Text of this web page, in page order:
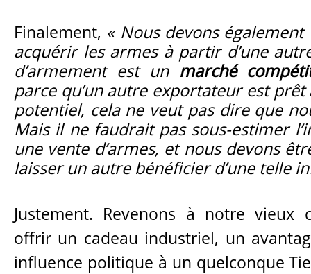
Finalement, « Nous devons
acquérir les armes à partir d’une
d’armement est un marché
parce qu’un autre exportateur est
potentiel, cela ne veut pas dire que
Mais il ne faudrait pas sous-estimer
une vente d’armes, et nous devons
laisser un autre bénéficier d’une telle
Justement. Revenons à notre vieux
offrir un cadeau industriel, un
influence politique à un quelconque